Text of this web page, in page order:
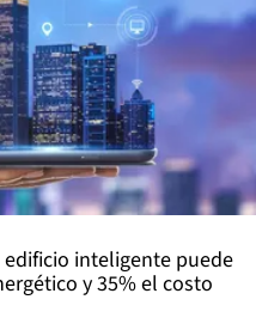
edificio inteligente puede
y 35% el costo